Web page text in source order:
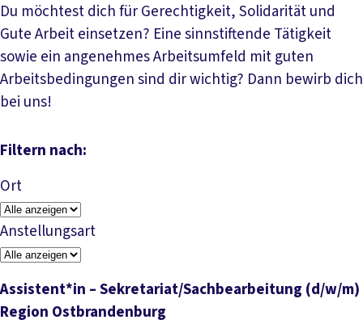
Du möchtest dich für Gerechtigkeit, Solidarität und
Gute Arbeit einsetzen? Eine sinnstiftende Tätigkeit
sowie ein angenehmes Arbeitsumfeld mit guten
Arbeitsbedingungen sind dir wichtig? Dann bewirb dich
bei uns!
Filtern nach:
Ort
Anstellungsart
Assistent*in – Sekretariat/Sachbearbeitung (d/w/m)
Region Ostbrandenburg